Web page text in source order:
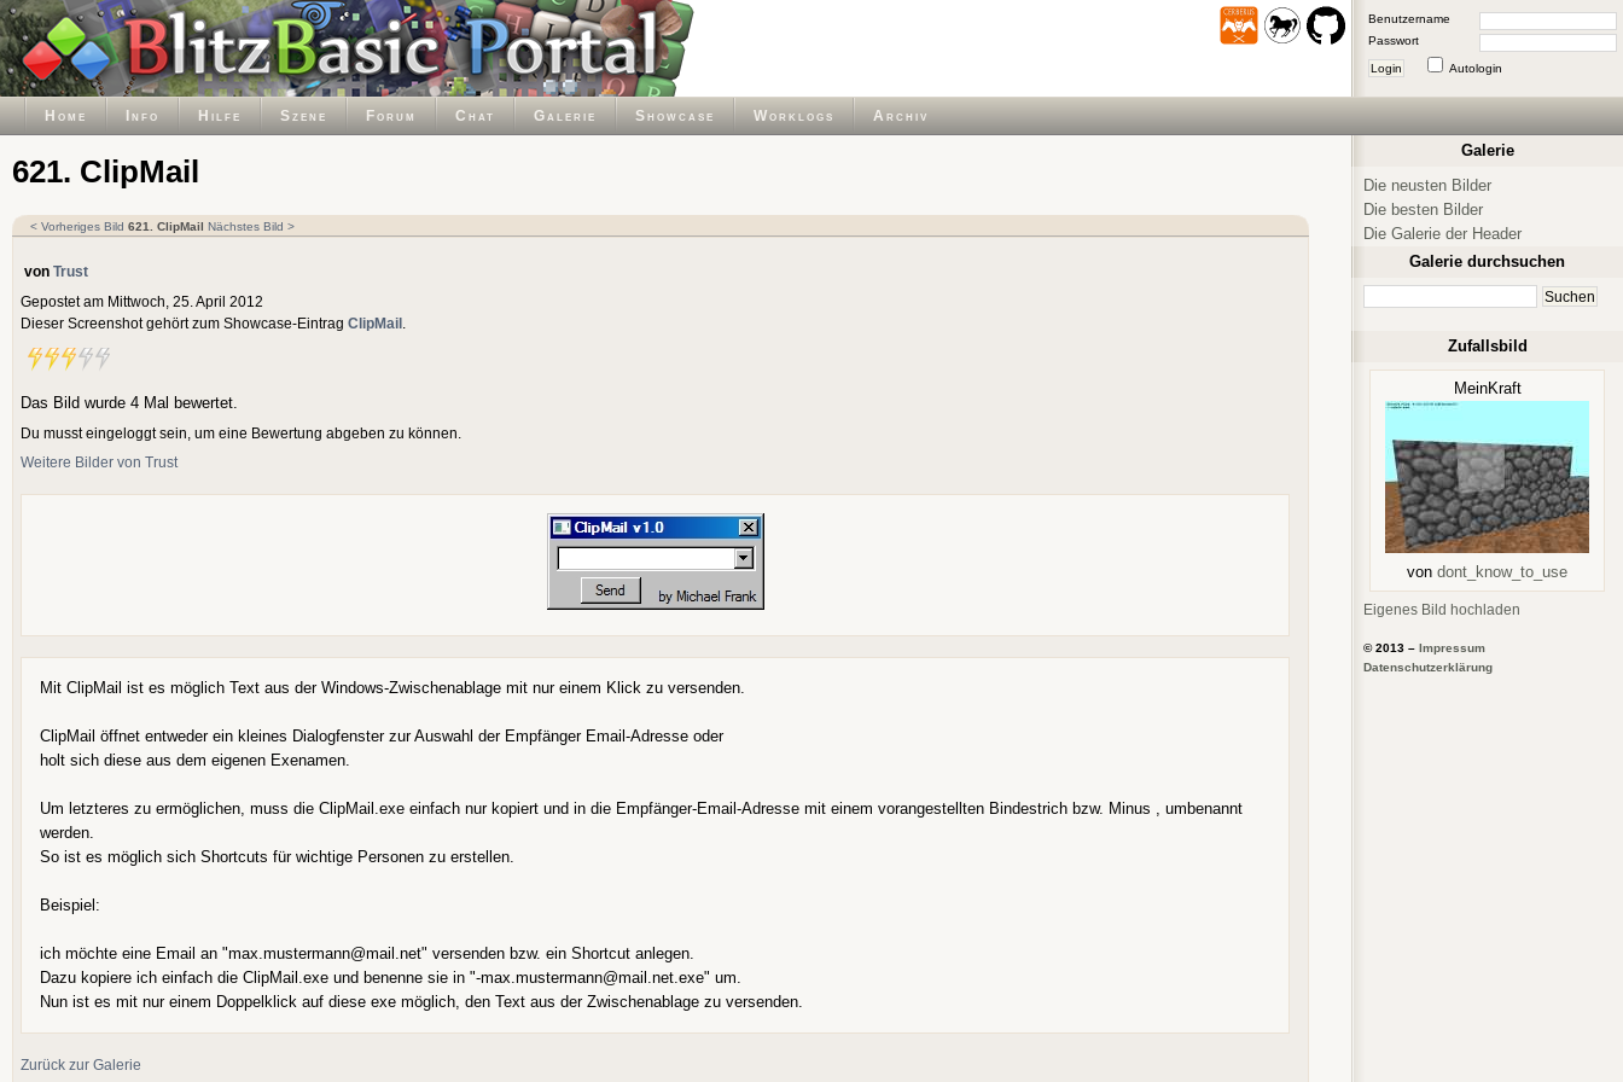
Benutzername
Passwort
Login Autologin
Home Info Hilfe Szene Forum Chat Galerie Showcase Worklogs Archiv
621. ClipMail
< Vorheriges Bild 621. ClipMail Nächstes Bild >
von Trust
Gepostet am Mittwoch, 25. April 2012
Dieser Screenshot gehört zum Showcase-Eintrag ClipMail
Das Bild wurde 4 Mal bewertet.
Du musst eingeloggt sein, um eine Bewertung abgeben zu können.
Weitere Bilder von Trust
Mit ClipMail ist es möglich Text aus der Windows-Zwischenablage mit nur einem Klick zu versenden.
ClipMail öffnet entweder ein kleines Dialogfenster zur Auswahl der Empfänger Email-Adresse oder
holt sich diese aus dem eigenen Exenamen.
Um letzteres zu ermöglichen, muss die ClipMail.exe einfach nur kopiert und in die Empfänger-Email-Adresse mit einem vorangestellten Bindestrich bzw. Minus , umbenannt
werden.
So ist es möglich sich Shortcuts für wichtige Personen zu erstellen.
Beispiel:
ich möchte eine Email an "max.mustermann@mail.net" versenden bzw. ein Shortcut anlegen.
Dazu kopiere ich einfach die ClipMail.exe und benenne sie in "-max.mustermann@mail.net.exe" um.
Nun ist es mit nur einem Doppelklick auf diese exe möglich, den Text aus der Zwischenablage zu versenden.
Zurück zur Galerie
Galerie
Die neusten Bilder
Die besten Bilder
Die Galerie der Header
Galerie durchsuchen
Zufallsbild
MeinKraft
von dont_know_to_use
Eigenes Bild hochladen
© 2013 – Impressum
Datenschutzerklärung